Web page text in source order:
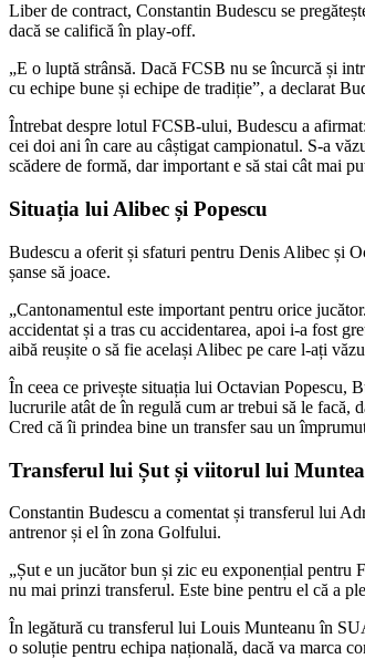
Liber de contract, Constantin Budescu se
dacă se califică în play-off.
„E o luptă strânsă. Dacă FCSB nu se încurcă și
cu echipe bune și echipe de tradiție”, a declarat
Întrebat despre lotul FCSB-ului, Budescu a
cei doi ani în care au câștigat campionatul. S-a
scădere de formă, dar important e să stai cât mai
Situația lui Alibec și Popescu
Budescu a oferit și sfaturi pentru Denis Alibec și
șanse să joace.
„Cantonamentul este important pentru orice
accidentat și a tras cu accidentarea, apoi i-a fost
aibă reușite o să fie același Alibec pe care l-ați
În ceea ce privește situația lui Octavian Popescu,
lucrurile atât de în regulă cum ar trebui să le facă,
Cred că îi prindea bine un transfer sau un
Transferul lui Șut și viitorul lui
Constantin Budescu a comentat și transferul lui
antrenor și el în zona Golfului.
„Șut e un jucător bun și zic eu exponențial
nu mai prinzi transferul. Este bine pentru el că a
În legătură cu transferul lui Louis Munteanu în
o soluție pentru echipa națională, dacă va marca